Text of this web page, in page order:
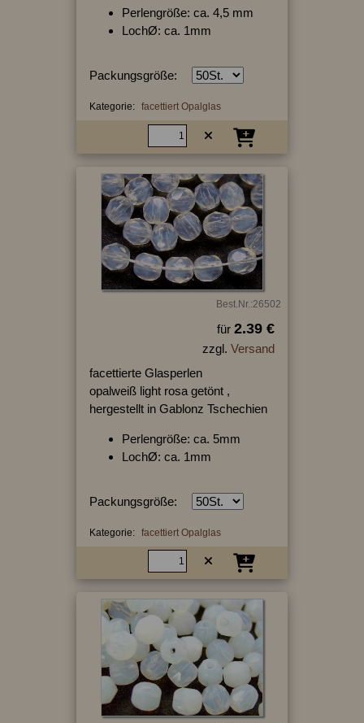
Perlengröße: ca. 4,5 mm
LochØ: ca. 1mm
Packungsgröße:
Kategorie: facettiert Opalglas
Best.Nr.:26502
für 2.39 €
zzgl. Versand
facettierte Glasperlen
opalweiß light rosa getönt ,
hergestellt in Gablonz Tschechien
Perlengröße: ca. 5mm
LochØ: ca. 1mm
Packungsgröße:
Kategorie: facettiert Opalglas